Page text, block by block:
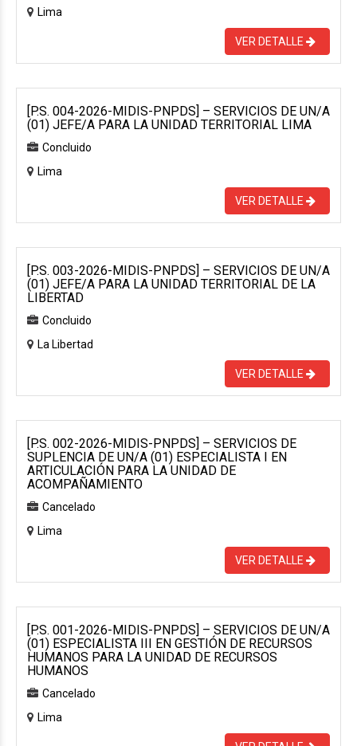
Lima
VER DETALLE
[P.S. 004-2026-MIDIS-PNPDS] – SERVICIOS DE UN/A
(01) JEFE/A PARA LA UNIDAD TERRITORIAL LIMA
Concluido
Lima
VER DETALLE
[P.S. 003-2026-MIDIS-PNPDS] – SERVICIOS DE UN/A
(01) JEFE/A PARA LA UNIDAD TERRITORIAL DE LA
LIBERTAD
Concluido
La Libertad
VER DETALLE
[P.S. 002-2026-MIDIS-PNPDS] – SERVICIOS DE
SUPLENCIA DE UN/A (01) ESPECIALISTA I EN
ARTICULACIÓN PARA LA UNIDAD DE
ACOMPAÑAMIENTO
Cancelado
Lima
VER DETALLE
[P.S. 001-2026-MIDIS-PNPDS] – SERVICIOS DE UN/A
(01) ESPECIALISTA III EN GESTIÓN DE RECURSOS
HUMANOS PARA LA UNIDAD DE RECURSOS
HUMANOS
Cancelado
Lima